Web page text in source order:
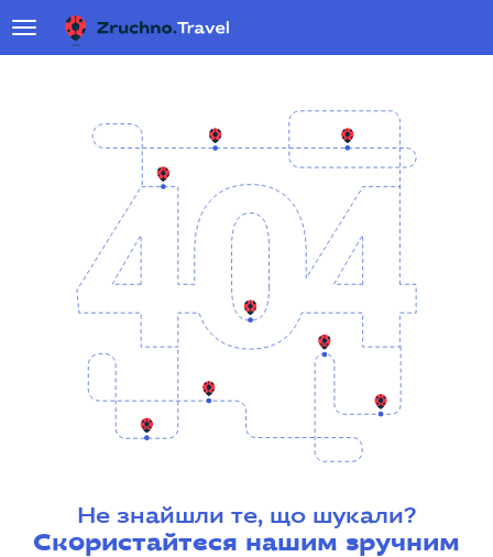
Не знайшли те, що шукали?
Скористайтеся нашим зручним